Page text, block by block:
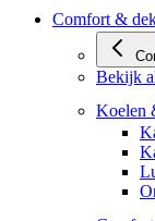
Comfort &
Bekijk
Koelen